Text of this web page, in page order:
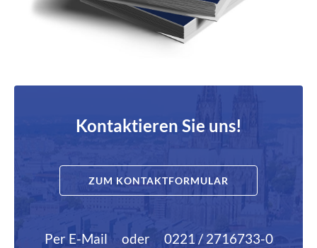
Kontaktieren Sie uns!
ZUM KONTAKTFORMULAR
Per E-Mail oder 0221 / 2716733-0